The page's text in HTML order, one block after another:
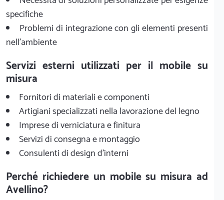
specifiche
Problemi di integrazione con gli elementi presenti
nell'ambiente
Servizi esterni utilizzati per il mobile su
misura
Fornitori di materiali e componenti
Artigiani specializzati nella lavorazione del legno
Imprese di verniciatura e finitura
Servizi di consegna e montaggio
Consulenti di design d'interni
Perché richiedere un mobile su misura ad
Avellino?